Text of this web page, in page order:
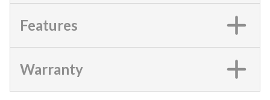
Features
Warranty